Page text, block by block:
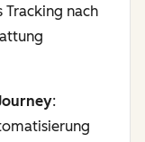
nach
: